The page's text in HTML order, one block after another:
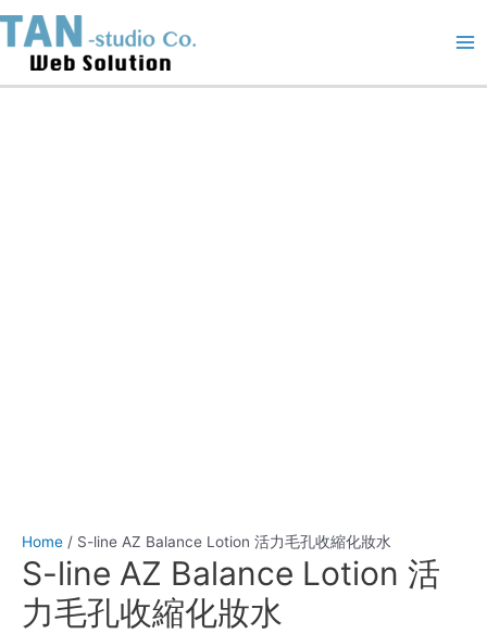
content
Home / S-line AZ Balance Lotion 活力毛孔收縮化妝水
S-line AZ Balance Lotion 活
力毛孔收縮化妝水
line
AZ